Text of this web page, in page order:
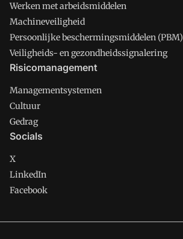
Werken met arbeidsmiddelen
Machineveiligheid
Persoonlijke beschermingsmiddelen (PBM)
Veiligheids- en gezondheidssignalering
Risicomanagement
Managementsystemen
Cultuur
Gedrag
Socials
X
LinkedIn
Facebook